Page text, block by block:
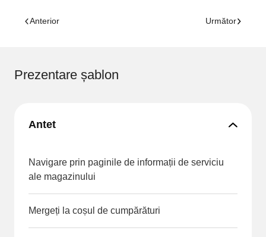
Anterior Următor
Prezentare șablon
Antet
Navigare prin paginile de informații de serviciu
ale magazinului
Mergeți la coșul de cumpărături